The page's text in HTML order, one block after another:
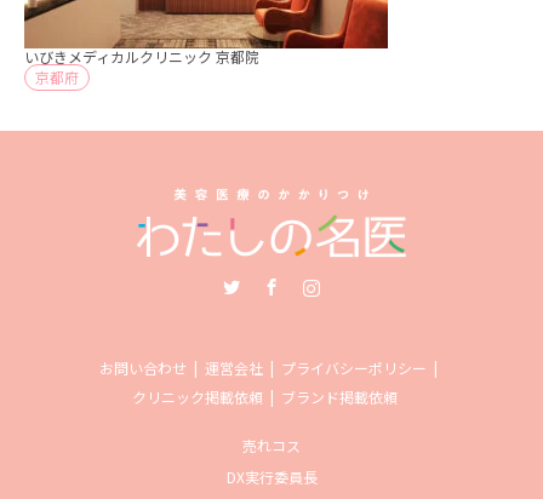
いびきメディカルクリニック 京都院
京都府
お問い合わせ 運営会社
プライバシーポリシー
クリニック掲載依頼
ブランド掲載依頼
売れコス
DX実行委員長